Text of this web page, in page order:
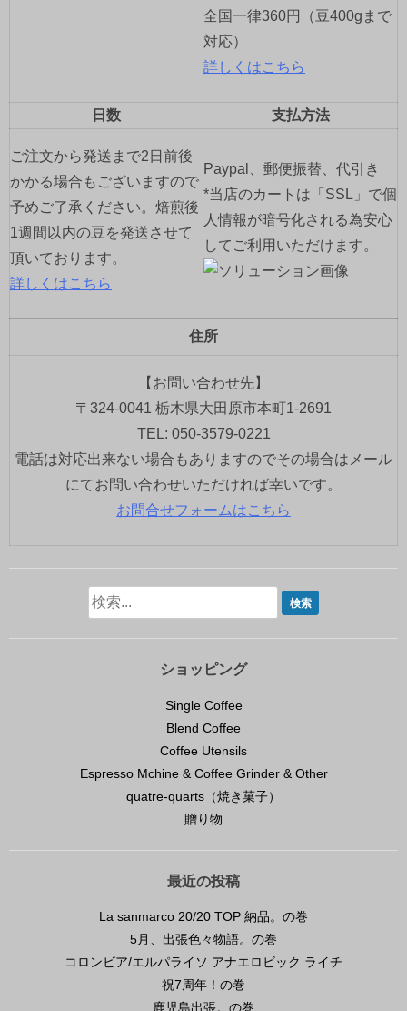
全国一律360円（豆400gまで
対応）
詳しくはこちら
日数 支払方法
ご注文から発送まで2日前後
かかる場合もございますので
予めご了承ください。焙煎後
1週間以内の豆を発送させて
頂いております。
詳しくはこちら
Paypal、郵便振替、代引き
*当店のカートは「SSL」で個
人情報が暗号化される為安心
してご利用いただけます。
住所
【お問い合わせ先】
〒324-0041 栃木県大田原市本町1-2691
TEL: 050-3579-0221
電話は対応出来ない場合もありますのでその場合はメール
にてお問い合わせいただければ幸いです。
お問合せフォームはこちら
ショッピング
Single Coffee
Blend Coffee
Coffee Utensils
Espresso Mchine & Coffee Grinder & Other
quatre-quarts（焼き菓子）
贈り物
最近の投稿
La sanmarco 20/20 TOP 納品。の巻
5月、出張色々物語。の巻
コロンビア/エルパライソ アナエロビック ライチ
祝7周年！の巻
鹿児島出張。の巻